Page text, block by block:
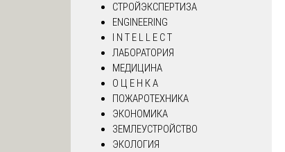
СТРОЙЭКСПЕРТИЗА
ENGINEERING
I N T E L L E C T
ЛАБОРАТОРИЯ
МЕДИЦИНА
О Ц Е Н К А
ПОЖАРОТЕХНИКА
ЭКОНОМИКА
ЗЕМЛЕУСТРОЙСТВО
ЭКОЛОГИЯ